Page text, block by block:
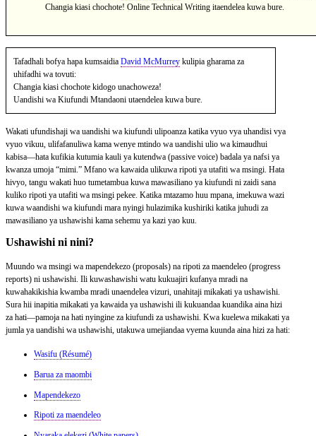
Changia kiasi chochote! Online Technical Writing itaendelea kuwa bure.
Tafadhali bofya hapa kumsaidia David McMurrey kulipia gharama za
uhifadhi wa tovuti:
Changia kiasi chochote kidogo unachoweza!
Uandishi wa Kiufundi Mtandaoni utaendelea kuwa bure.
Wakati ufundishaji wa uandishi wa kiufundi ulipoanza katika vyuo vya uhandisi vya
vyuo vikuu, ulifafanuliwa kama wenye mtindo wa uandishi ulio wa kimaudhui
kabisa—hata kufikia kutumia kauli ya kutendwa (passive voice) badala ya nafsi ya
kwanza umoja “mimi.” Mfano wa kawaida ulikuwa ripoti ya utafiti wa msingi. Hata
hivyo, tangu wakati huo tumetambua kuwa mawasiliano ya kiufundi ni zaidi sana
kuliko ripoti ya utafiti wa msingi pekee. Katika mtazamo huu mpana, imekuwa wazi
kuwa waandishi wa kiufundi mara nyingi hulazimika kushiriki katika juhudi za
mawasiliano ya ushawishi kama sehemu ya kazi yao kuu.
Ushawishi ni nini?
Muundo wa msingi wa mapendekezo (proposals) na ripoti za maendeleo (progress
reports) ni ushawishi. Ili kuwashawishi watu kukuajiri kufanya mradi na
kuwahakikishia kwamba mradi unaendelea vizuri, unahitaji mikakati ya ushawishi.
Sura hii inapitia mikakati ya kawaida ya ushawishi ili kukuandaa kuandika aina hizi
za hati—pamoja na hati nyingine za kiufundi za ushawishi. Kwa kuelewa mikakati ya
jumla ya uandishi wa ushawishi, utakuwa umejiandaa vyema kuunda aina hizi za hati:
Wasifu (Résumé)
Barua za maombi
Mapendekezo
Ripoti za maendeleo